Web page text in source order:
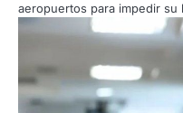
aeropuertos para impedir